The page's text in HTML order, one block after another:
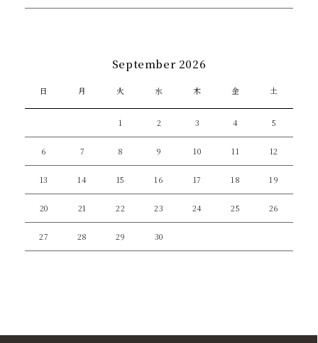
September 2026
日 月 火 水 木 金 土
1 2 3 4 5
6 7 8 9 10 11 12
13 14 15 16 17 18 19
20 21 22 23 24 25 26
27 28 29 30